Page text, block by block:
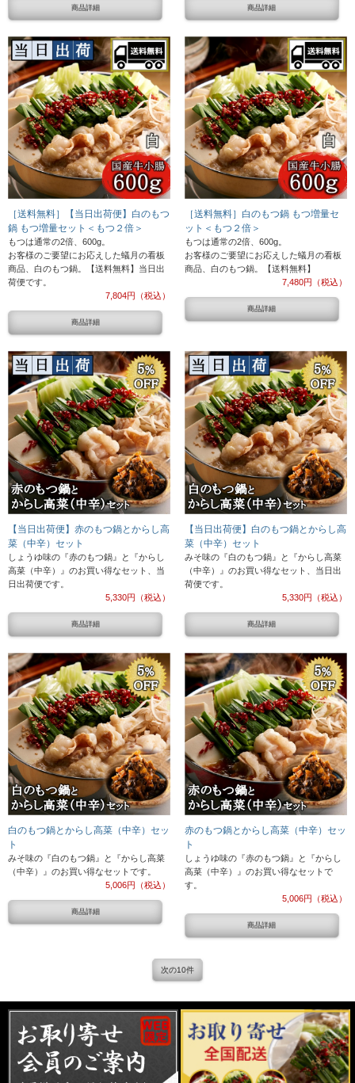
商品詳細 商品詳細
［送料無料］【当日出荷便】白のもつ
鍋 もつ増量セット＜もつ２倍＞
もつは通常の2倍、600g。
お客様のご要望にお応えした蟻月の看板
商品、白のもつ鍋。【送料無料】当日出
荷便です。
7,804円（税込）
商品詳細
［送料無料］白のもつ鍋 もつ増量セ
ット＜もつ２倍＞
もつは通常の2倍、600g。
お客様のご要望にお応えした蟻月の看板
商品、白のもつ鍋。【送料無料】
7,480円（税込）
商品詳細
【当日出荷便】赤のもつ鍋とからし高
菜（中辛）セット
しょうゆ味の『赤のもつ鍋』と『からし
高菜（中辛）』のお買い得なセット、当
日出荷便です。
5,330円（税込）
商品詳細
【当日出荷便】白のもつ鍋とからし高
菜（中辛）セット
みそ味の『白のもつ鍋』と『からし高菜
（中辛）』のお買い得なセット、当日出
荷便です。
5,330円（税込）
商品詳細
白のもつ鍋とからし高菜（中辛）セッ
ト
みそ味の『白のもつ鍋』と『からし高菜
（中辛）』のお買い得なセットです。
5,006円（税込）
商品詳細
赤のもつ鍋とからし高菜（中辛）セッ
ト
しょうゆ味の『赤のもつ鍋』と『からし
高菜（中辛）』のお買い得なセットで
す。
5,006円（税込）
商品詳細
次の10件